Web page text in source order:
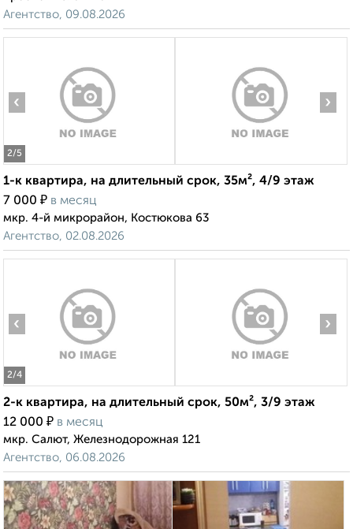
Агентство, 09.08.2026
2/5
‹ ›
1-к квартира, на длительный срок, 35м², 4/9 этаж
7 000 ₽ в месяц
мкр. 4-й микрорайон, Костюкова 63
Агентство, 02.08.2026
2/4
‹ ›
2-к квартира, на длительный срок, 50м², 3/9 этаж
12 000 ₽ в месяц
мкр. Салют, Железнодорожная 121
Агентство, 06.08.2026